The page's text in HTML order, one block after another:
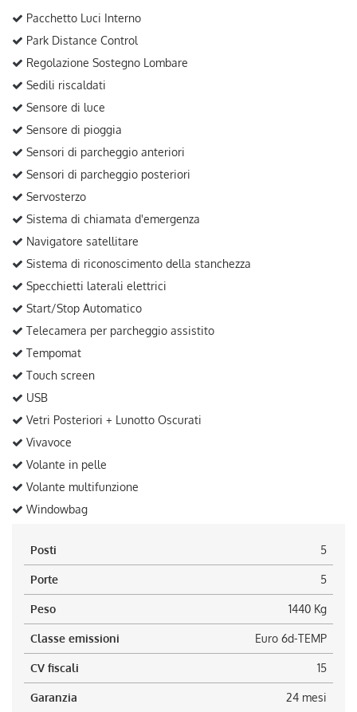
Pacchetto Luci Interno
Park Distance Control
Regolazione Sostegno Lombare
Sedili riscaldati
Sensore di luce
Sensore di pioggia
Sensori di parcheggio anteriori
Sensori di parcheggio posteriori
Servosterzo
Sistema di chiamata d'emergenza
Navigatore satellitare
Sistema di riconoscimento della stanchezza
Specchietti laterali elettrici
Start/Stop Automatico
Telecamera per parcheggio assistito
Tempomat
Touch screen
USB
Vetri Posteriori + Lunotto Oscurati
Vivavoce
Volante in pelle
Volante multifunzione
Windowbag
Posti 5
Porte 5
Peso 1440 Kg
Classe emissioni Euro 6d-TEMP
CV fiscali 15
Garanzia 24 mesi